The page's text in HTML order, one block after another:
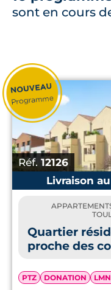
sont en cours
Réf. 12126
Livraison
Quartier
proche des
PTZ DONATION